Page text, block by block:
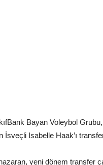
Bayan Voleybol
Isabelle Haak’ı
yeni dönem transfer